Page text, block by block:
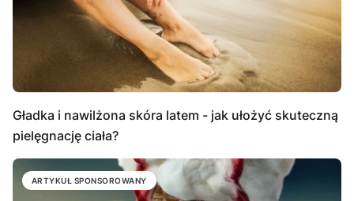
Gładka i nawilżona skóra latem - jak ułożyć skuteczną
pielęgnację ciała?
ARTYKUŁ SPONSOROWANY